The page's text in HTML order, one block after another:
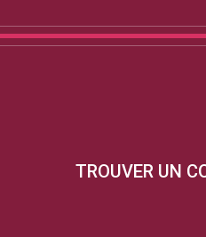
TROUVER UN